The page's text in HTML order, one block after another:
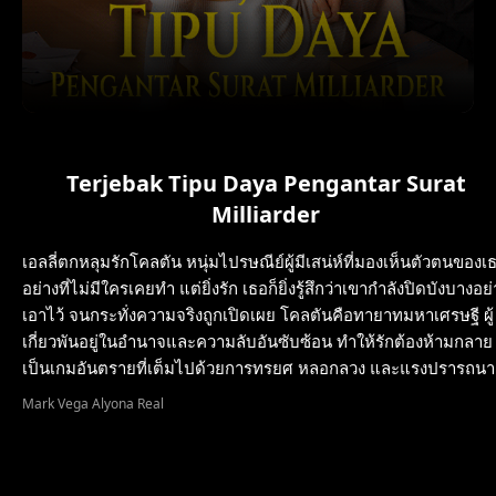
Terjebak Tipu Daya Pengantar Surat
Milliarder
เอลลี่ตกหลุมรักโคลตัน หนุ่มไปรษณีย์ผู้มีเสน่ห์ที่มองเห็นตัวตนของเ
อย่างที่ไม่มีใครเคยทำ แต่ยิ่งรัก เธอก็ยิ่งรู้สึกว่าเขากำลังปิดบังบางอย่
เอาไว้ จนกระทั่งความจริงถูกเปิดเผย โคลตันคือทายาทมหาเศรษฐี ผู้
เกี่ยวพันอยู่ในอำนาจและความลับอันซับซ้อน ทำให้รักต้องห้ามกลาย
เป็นเกมอันตรายที่เต็มไปด้วยการทรยศ หลอกลวง และแรงปรารถนา
Mark Vega Alyona Real